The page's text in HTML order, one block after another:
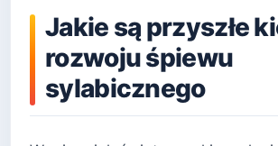
Jakie są przyszłe
rozwoju śpiewu
sylabicznego